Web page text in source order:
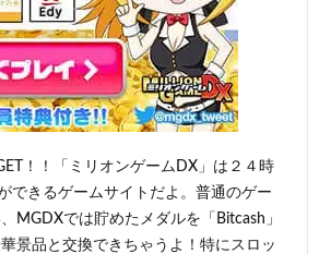
！！「ミリオンゲームDX」は２４時
できるゲームサイトだよ。普通のゲー
MGDXでは貯めたメダルを「Bitcash」
景品と交換できちゃうよ！特にスロッ